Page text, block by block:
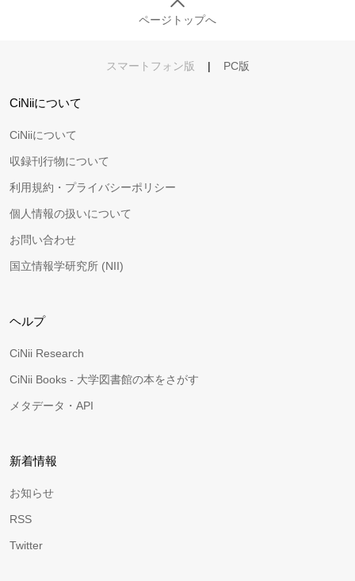
ページトップへ
スマートフォン版 | PC版
CiNiiについて
CiNiiについて
収録刊行物について
利用規約・プライバシーポリシー
個人情報の扱いについて
お問い合わせ
国立情報学研究所 (NII)
ヘルプ
CiNii Research
CiNii Books - 大学図書館の本をさがす
メタデータ・API
新着情報
お知らせ
RSS
Twitter